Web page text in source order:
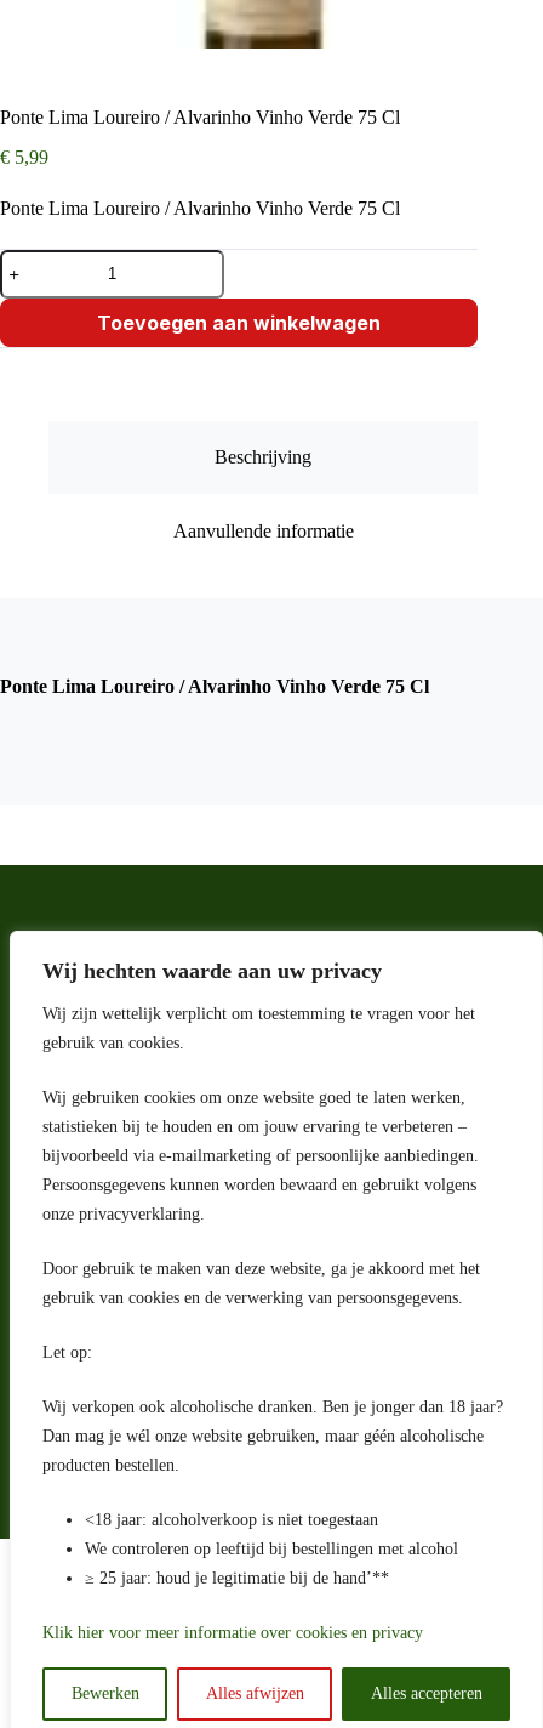
Wij hechten waarde aan uw privacy
Wij zijn wettelijk verplicht om toestemming te vragen voor het
gebruik van cookies.
Wij gebruiken cookies om onze website goed te laten werken,
statistieken bij te houden en om jouw ervaring te verbeteren –
bijvoorbeeld via e-mailmarketing of persoonlijke aanbiedingen.
Persoonsgegevens kunnen worden bewaard en gebruikt volgens
onze privacyverklaring.
Door gebruik te maken van deze website, ga je akkoord met het
gebruik van cookies en de verwerking van persoonsgegevens.
Let op:
Wij verkopen ook alcoholische dranken. Ben je jonger dan 18 jaar?
Dan mag je wél onze website gebruiken, maar géén alcoholische
producten bestellen.
<18 jaar: alcoholverkoop is niet toegestaan
We controleren op leeftijd bij bestellingen met alcohol
≥ 25 jaar: houd je legitimatie bij de hand’**
Klik hier voor meer informatie over cookies en privacy
Bewerken Alles afwijzen Alles accepteren
Ponte Lima Loureiro / Alvarinho Vinho Verde 75 Cl
€ 5,99
Ponte Lima Loureiro / Alvarinho Vinho Verde 75 Cl
Ponte
Lima
Loureiro
Alvarinho
Toevoegen aan winkelwagen
Beschrijving
Aanvullende informatie
Ponte Lima Loureiro / Alvarinho Vinho Verde 75 Cl
Adres
Riga 4 E
2993 LW Barendrecht
Nederland
Contact
klantenservice@portugeseproducten.nl
Facebook
Herroepingsrecht
Bij bezorging van alcoholhoudende dranken voert de bezorger
Algemene voorwaarden
Betaling en levering